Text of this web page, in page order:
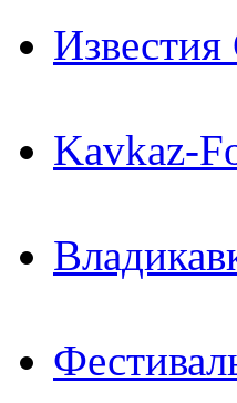
Kavkaz-